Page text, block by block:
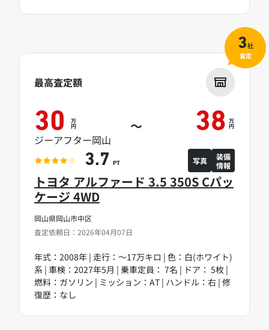
岡山県岡山市中区
査定依頼日：2026年04月07日
トヨタ アルファード 3.5 350S Cパッ
ケージ 4WD
年式：2008年 | 走行：～17万キロ | 色：白(ホワイト)
系 | 車検：2027年5月 | 乗車定員： 7名 | ドア： 5枚 |
燃料：ガソリン | ミッション：AT | ハンドル：右 | 修
復歴：なし
最高査定額
30 万
円 ～ 38 万
円
ジーアフター岡山
3.7 PT 写真
装備
情報
3社
査定